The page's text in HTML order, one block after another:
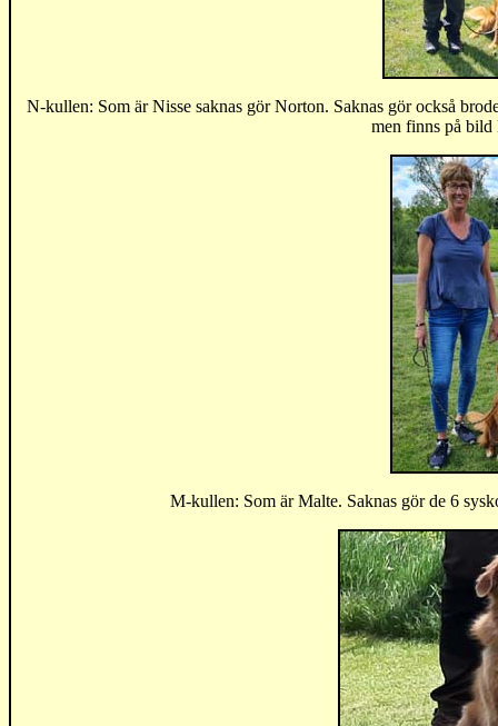
N-kullen: Som är Nisse saknas gör Norton. Saknas gör också
men finns på bild
M-kullen: Som är Malte. Saknas gör de 6